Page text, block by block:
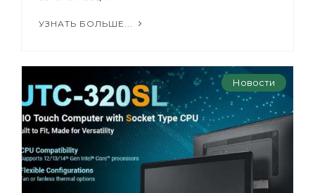
УЗНАТЬ БОЛЬШЕ...
Новости